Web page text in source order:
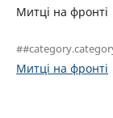
Митці на фронті
Митці на фронті